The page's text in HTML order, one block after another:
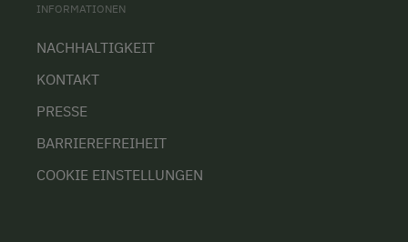
INFORMATIONEN
NACHHALTIGKEIT
KONTAKT
PRESSE
BARRIEREFREIHEIT
COOKIE EINSTELLUNGEN